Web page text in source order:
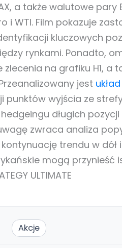
a także walutowe
i WTI. Film pokazuje
kluczowych
rynkami. Ponadto,
zlecenia na grafiku H1,
jest
punktów wyjścia ze
długich
zwraca analiza
trendu w dół
mogą przynieść
ULTIMATE
Akcje